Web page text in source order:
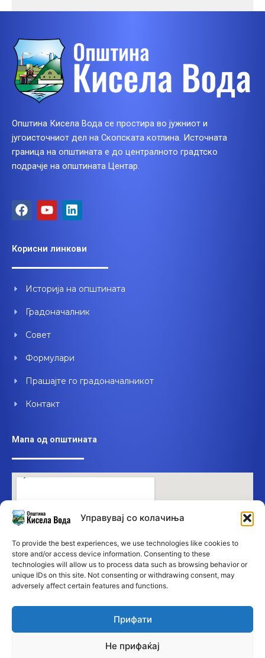
Управувај со колачиња
To provide the best experiences, we use technologies like cookies to
store and/or access device information. Consenting to these
technologies will allow us to process data such as browsing behavior or
unique IDs on this site. Not consenting or withdrawing consent, may
adversely affect certain features and functions.
Прифати
Не прифаќај
Општина Кисела Вода се простира во јужниот и
југоисточниот дел на Скопската котлина. Источната
граница на општината е до централното градтско
подрачје на општината Центар.
F
a
b
o
k
Y
o
u
b
L
i
e
d
n
Корисни линкови
Историја на општината
Градоначалник
Совет
Формулари
Прашајте го градоначалникот
Контакт
Мапа од општината